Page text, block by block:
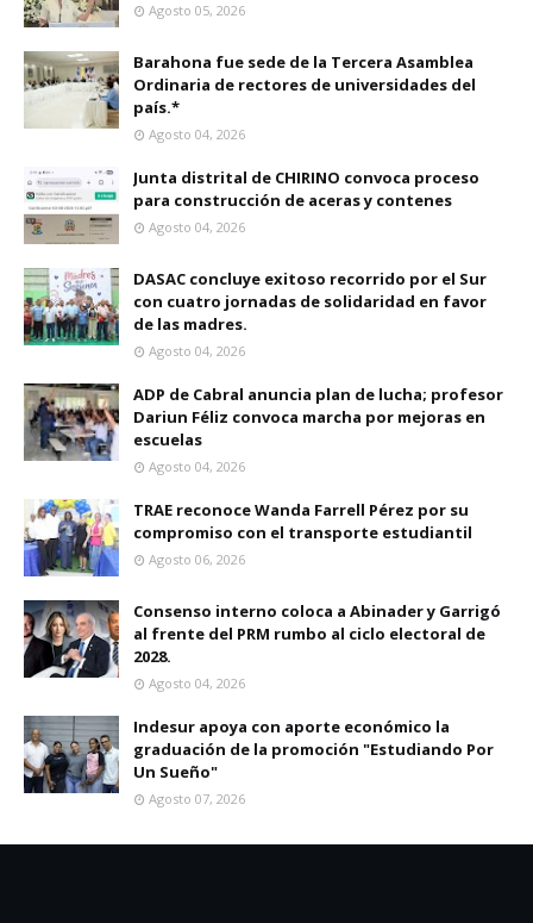
Agosto 05, 2026
Barahona fue sede de la Tercera Asamblea
Ordinaria de rectores de universidades del
país.*
Agosto 04, 2026
Junta distrital de CHIRINO convoca proceso
para construcción de aceras y contenes
Agosto 04, 2026
DASAC concluye exitoso recorrido por el Sur
con cuatro jornadas de solidaridad en favor
de las madres.
Agosto 04, 2026
ADP de Cabral anuncia plan de lucha; profesor
Dariun Féliz convoca marcha por mejoras en
escuelas
Agosto 04, 2026
TRAE reconoce Wanda Farrell Pérez por su
compromiso con el transporte estudiantil
Agosto 06, 2026
Consenso interno coloca a Abinader y Garrigó
al frente del PRM rumbo al ciclo electoral de
2028.
Agosto 04, 2026
Indesur apoya con aporte económico la
graduación de la promoción "Estudiando Por
Un Sueño"
Agosto 07, 2026